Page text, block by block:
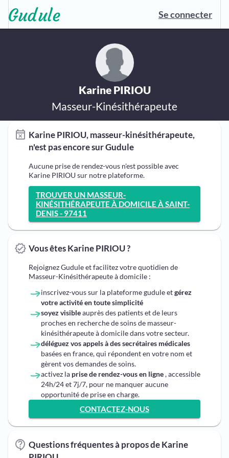
Se connecter
Karine PIRIOU
Masseur-Kinésithérapeute
Karine PIRIOU, masseur-kinésithérapeute,
n'est pas encore sur Gudule
Aucune prise de rendez-vous n'est possible avec
Karine PIRIOU sur notre plateforme.
TROUVER UN MASSEUR-
KINÉSITHÉRAPEUTE À DOMICILE À SAINT-
DENIS - 97411
Vous êtes Karine PIRIOU ?
Rejoignez Gudule et facilitez votre quotidien de
Masseur-Kinésithérapeute à domicile :
inscrivez-vous sur la plateforme gudule etgérez
votre activité en toute simplicité
soyez visibleauprès des patients et de leurs
proches en recherche de soins de masseur-
kinésithérapeute à domicile dans votre secteur.
déléguez vos appels à des secrétaires médicales
basées en france, qui répondent en votre nom et
gèrent vos demandes de soins.
activez la prise de rendez-vous en ligne, accessible
24h/24 et 7j/7, pour ne manquer aucune
opportunité de prise en charge.
CONTACTEZ-NOUS
Questions fréquentes à propos de Karine